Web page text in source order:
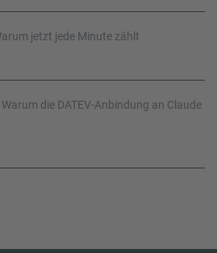
jetzt jede Minute zählt
die DATEV-Anbindung an Claude